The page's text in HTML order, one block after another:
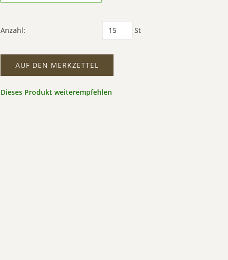
Anzahl: St
AUF DEN MERKZETTEL
Dieses Produkt weiterempfehlen